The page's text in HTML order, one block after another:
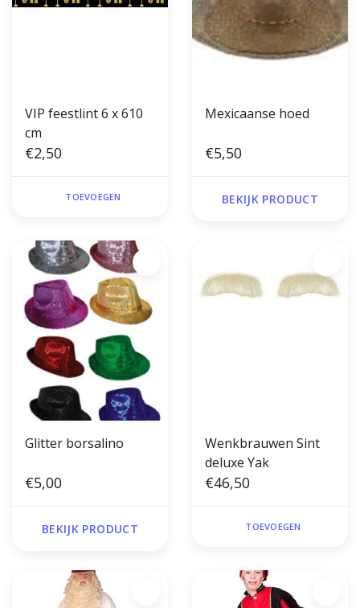
VIP feestlint 6 x 610
cm
€2,50
TOEVOEGEN
Mexicaanse hoed
€5,50
BEKIJK PRODUCT
Glitter borsalino
€5,00
BEKIJK PRODUCT
Wenkbrauwen Sint
deluxe Yak
€46,50
TOEVOEGEN